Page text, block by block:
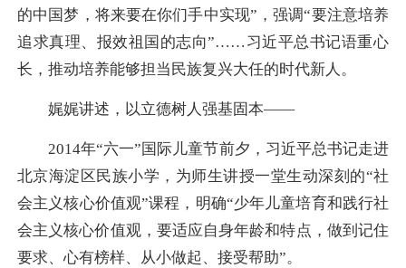
的中国梦，将来要在你们手中实现”，强调“要注意培养
追求真理、报效祖国的志向”……习近平总书记语重心
长，推动培养能够担当民族复兴大任的时代新人。
娓娓讲述，以立德树人强基固本——
2014年“六一”国际儿童节前夕，习近平总书记走进
北京海淀区民族小学，为师生讲授一堂生动深刻的“社
会主义核心价值观”课程，明确“少年儿童培育和践行社
会主义核心价值观，要适应自身年龄和特点，做到记住
要求、心有榜样、从小做起、接受帮助”。